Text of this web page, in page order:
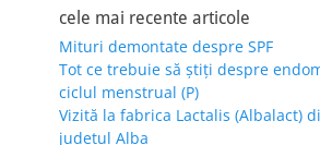
cele mai recente articole
Mituri demontate despre SPF
Tot ce trebuie să știți despre
ciclul menstrual (P)
Vizită la fabrica Lactalis (Albalact)
județul Alba